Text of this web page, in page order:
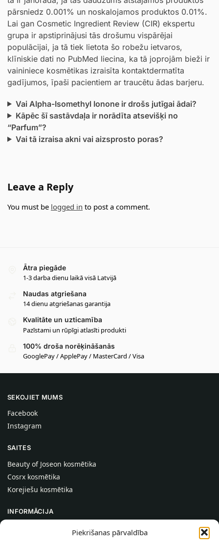
Piekrišanas pārvaldība
pārsniedz 0.001% un noskalojamos produktos 0.01%.
Lai gan Cosmetic Ingredient Review (CIR) ekspertu
grupa ir apstiprinājusi tās drošumu vispārējai
populācijai, ja tā tiek lietota šo robežu ietvaros,
klīniskie dati no PubMed liecina, ka tā joprojām bieži ir
vaininiece kosmētikas izraisīta kontaktdermatīta
gadījumos, īpaši pacientiem ar traucētu ādas barjeru.
Vai Alpha-Isomethyl Ionone ir drošs jutīgai ādai?
Kāpēc šī sastāvdaļa ir norādīta atsevišķi no
“Parfum”?
Vai tā izraisa akni vai aizsprosto poras?
Leave a Reply
You must be logged in to post a comment.
Ātra piegāde
1-3 darba dienu laikā visā Latvijā
Naudas atgriešana
14 dienu atgriešanas garantija
Kvalitāte un uzticamība
Pazīstami un rūpīgi atlasīti produkti
100% droša norēķināšanās
GooglePay / ApplePay / MasterCard / Visa
SEKOJIET MUMS
Facebook
Instagram
SAITES
Beauty of Joseon kosmētika
Cosrx kosmētika
Korejiešu kosmētika
INFORMĀCIJA